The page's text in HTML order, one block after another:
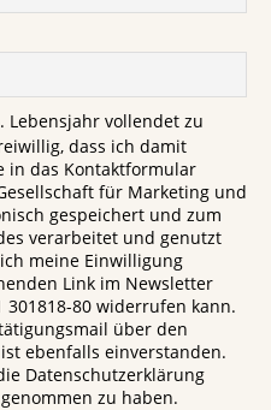
Lebensjahr vollendet zu
dass ich damit
in das Kontaktformular
für Marketing und
gespeichert und zum
verarbeitet und genutzt
meine Einwilligung
Link im Newsletter
80 widerrufen kann.
über den
ebenfalls einverstanden.
Datenschutzerklärung
zu haben.